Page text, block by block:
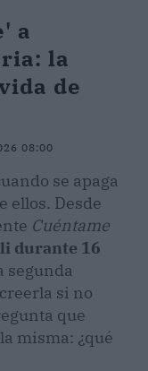
a
la
de
08:00
se apaga
ellos. Desde
Cuéntame
durante 16
segunda
si no
que
misma: ¿qué